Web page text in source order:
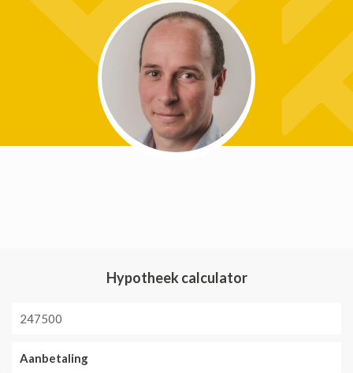
Hypotheek calculator